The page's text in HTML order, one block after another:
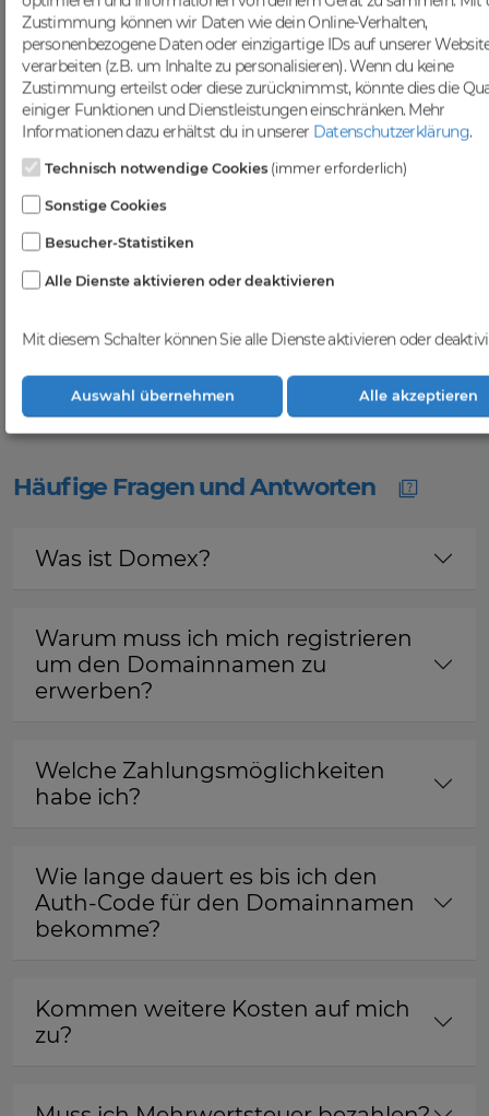
ansprechen. Nutze die Möglichkeit,
gezielten Traffic anzuziehen und deine
Sichtbarkeit in Suchmaschinen zu
steigern.
Profitiere von einer
vielfältigen Auswahl an
Domains
Bei DomainCatcher findest du eine
Domains, die darauf warten, von dir
vielfältigen Möglichkeiten, um deine
Geschäft erfolgreich im digitalen
Raum zu etablieren. Gemeinsam
realisieren wir deinen Erfolg im
Online-Bereich.
Häufige Fragen und Antworten
Was ist Domex?
Warum muss ich mich registrieren
um den Domainnamen zu
erwerben?
Welche Zahlungsmöglichkeiten
habe ich?
Wie lange dauert es bis ich den
Auth-Code für den Domainnamen
bekomme?
Kommen weitere Kosten auf mich
zu?
Zustimmung können wir Daten wie dein Online-Verhalten,
personenbezogene Daten oder einzigartige IDs auf unserer
verarbeiten (z.B. um Inhalte zu personalisieren). Wenn du keine
Zustimmung erteilst oder diese zurücknimmst, könnte dies die
einiger Funktionen und Dienstleistungen einschränken. Mehr
Informationen dazu erhältst du in unserer Datenschutzerklärung.
Technisch notwendige Cookies (immer erforderlich)
Sonstige Cookies
Besucher-Statistiken
Alle Dienste aktivieren oder deaktivieren
Mit diesem Schalter können Sie alle Dienste aktivieren oder
Auswahl übernehmen Alle akzeptieren